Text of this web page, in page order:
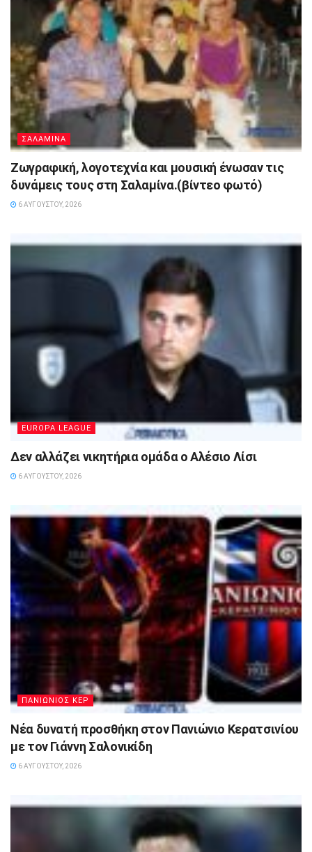
ΣΑΛΑΜΙΝΑ
Ζωγραφική, λογοτεχνία και μουσική ένωσαν τις
δυνάμεις τους στη Σαλαμίνα.(βίντεο φωτό)
6 ΑΥΓΟΎΣΤΟΥ, 2026
EUROPA LEAGUE
Δεν αλλάζει νικητήρια ομάδα ο Αλέσιο Λίσι
6 ΑΥΓΟΎΣΤΟΥ, 2026
ΠΑΝΙΩΝΙΟΣ ΚΕΡ
Νέα δυνατή προσθήκη στον Πανιώνιο Κερατσινίου
με τον Γιάννη Σαλονικίδη
6 ΑΥΓΟΎΣΤΟΥ, 2026